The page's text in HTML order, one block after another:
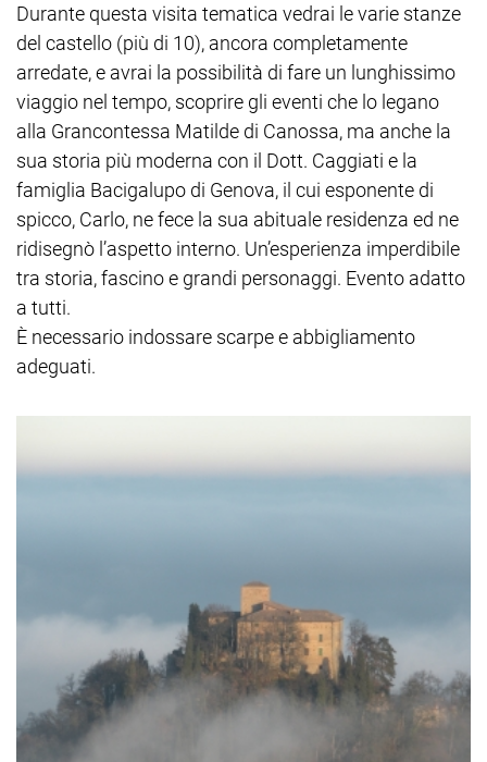
Durante questa visita tematica vedrai le varie stanze
del castello (più di 10), ancora completamente
arredate, e avrai la possibilità di fare un lunghissimo
viaggio nel tempo, scoprire gli eventi che lo legano
alla Grancontessa Matilde di Canossa, ma anche la
sua storia più moderna con il Dott. Caggiati e la
famiglia Bacigalupo di Genova, il cui esponente di
spicco, Carlo, ne fece la sua abituale residenza ed ne
ridisegnò l’aspetto interno. Un’esperienza imperdibile
tra storia, fascino e grandi personaggi. Evento adatto
a tutti.
È necessario indossare scarpe e abbigliamento
adeguati.